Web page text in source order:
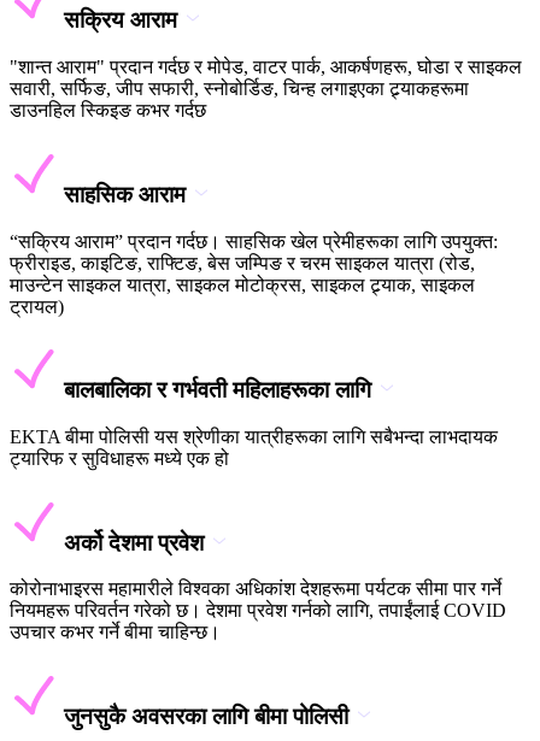
सक्रिय आराम
"शान्त आराम" प्रदान गर्दछ र मोपेड, वाटर पार्क, आकर्षणहरू, घोडा र साइकल
सवारी, सर्फिङ, जीप सफारी, स्नोबोर्डिङ, चिन्ह लगाइएका ट्र्याकहरूमा
डाउनहिल स्किइङ कभर गर्दछ
साहसिक आराम
“सक्रिय आराम” प्रदान गर्दछ। साहसिक खेल प्रेमीहरूका लागि उपयुक्त:
फ्रीराइड, काइटिङ, राफ्टिङ, बेस जम्पिङ र चरम साइकल यात्रा (रोड,
माउन्टेन साइकल यात्रा, साइकल मोटोक्रस, साइकल ट्र्याक, साइकल
ट्रायल)
बालबालिका र गर्भवती महिलाहरूका लागि
EKTA बीमा पोलिसी यस श्रेणीका यात्रीहरूका लागि सबैभन्दा लाभदायक
ट्यारिफ र सुविधाहरू मध्ये एक हो
अर्को देशमा प्रवेश
कोरोनाभाइरस महामारीले विश्वका अधिकांश देशहरूमा पर्यटक सीमा पार गर्ने
नियमहरू परिवर्तन गरेको छ। देशमा प्रवेश गर्नको लागि, तपाईंलाई COVID
उपचार कभर गर्ने बीमा चाहिन्छ।
जुनसुकै अवसरका लागि बीमा पोलिसी